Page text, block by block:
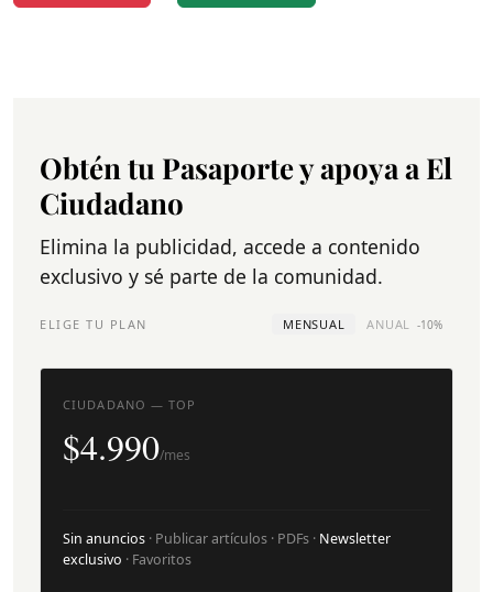
Obtén tu Pasaporte y apoya a El
Ciudadano
Elimina la publicidad, accede a contenido
exclusivo y sé parte de la comunidad.
ELIGE TU PLAN MENSUAL ANUAL -10%
CIUDADANO — TOP
$4.990/mes
Sin anuncios · Publicar artículos · PDFs · Newsletter
exclusivo · Favoritos